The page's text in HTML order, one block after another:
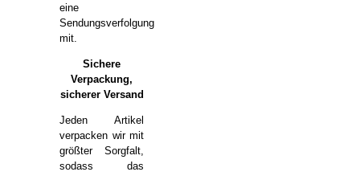
eine
Sendungsverfolgung
mit.
Sichere
Verpackung,
sicherer Versand
Jeden Artikel
verpacken wir mit
größter Sorgfalt,
sodass das